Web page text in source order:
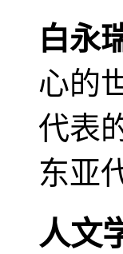
白永
心的
代表
东亚
人文